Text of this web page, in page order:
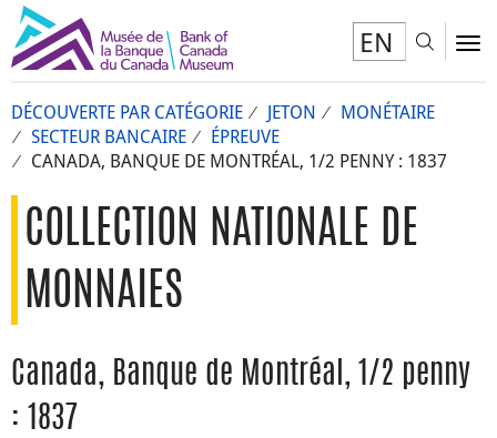
EN
DÉCOUVERTE PAR CATÉGORIE JETON
MONÉTAIRE
SECTEUR BANCAIRE
ÉPREUVE
CANADA, BANQUE DE MONTRÉAL, 1/2 PENNY : 1837
COLLECTION NATIONALE DE
MONNAIES
Canada, Banque de Montréal, 1/2 penny
: 1837